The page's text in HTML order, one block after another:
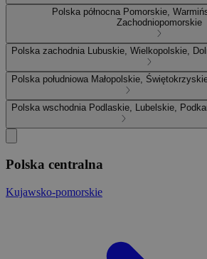
Polska północna Pomorskie,
Zachodniopomorskie
Polska zachodnia Lubuskie, Wielkopolskie,
Polska południowa Małopolskie,
Polska wschodnia Podlaskie, Lubelskie,
Polska centralna
Kujawsko-pomorskie